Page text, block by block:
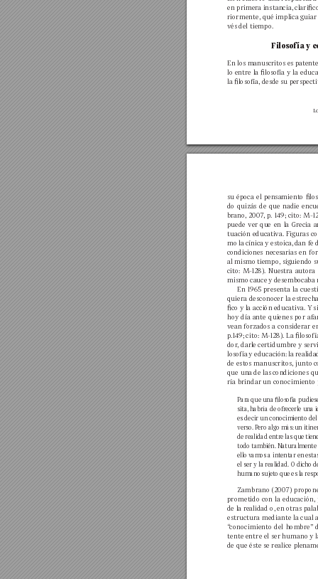
en primera instancia,
riormente, qué implica
vés del tiempo.
Filosofía y
En los manuscritos es
lo entre la losofía y la
la losofía, desde su
su época el pensamiento
do quizás de que nadie
brano, 2007, p. 149; cito: M-
puede ver que en la Grecia
tuación educativa. Figuras
mo la cínica y estoica, dan fe
condiciones necesarias en
al mismo tiempo, siguiendo
cito: M-128). Nuestra autora
mismo cauce y desembocaba
En 1965 presenta la
quiera desconocer la estrech
co y la acción educativa. Y
hoy día ante quienes por
vean forzados a considerar
p.149; cito: M-128). La
dor, darle certidumbre y
losofía y educación: la
de estos manuscritos, junto
que una de las condiciones
ría brindar un conocimiento
Para que una losofía
sita, habría de ofrecerle una
es decir un conocimiento del
verso. Pero algo más: un
de realidad entre las que
todo también. Naturalmente
ello vamos a intentar en
el ser y la realidad. O dicho
humano sujeto que es la
Zambrano (2007)
prometido con la educación,
de la realidad o, en otras
estructura mediante la cual
“conocimiento del hombre”
tente entre el ser humano y
de que éste se realice plen